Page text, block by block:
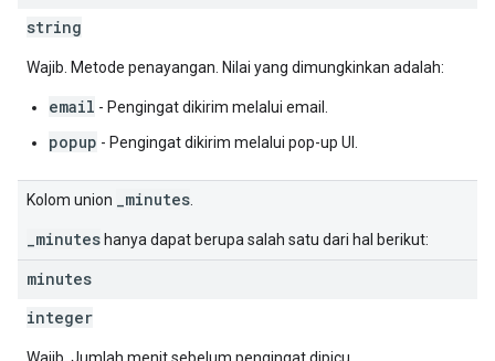
string
Wajib. Metode penayangan. Nilai yang dimungkinkan adalah:
email - Pengingat dikirim melalui email.
popup - Pengingat dikirim melalui pop-up UI.
Kolom union _minutes
_minutes hanya dapat berupa salah satu dari hal berikut:
minutes
integer